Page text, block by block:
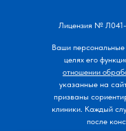
Лицензия №
Ваши
целях его
отношении
указанные на
призваны
клиники. Каждый
после